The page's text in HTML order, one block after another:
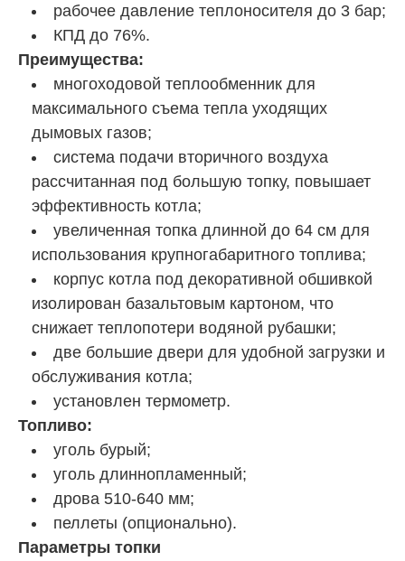
рабочее давление теплоносителя до 3 бар;
КПД до 76%.
Преимущества:
многоходовой теплообменник для
максимального съема тепла уходящих
дымовых газов;
система подачи вторичного воздуха
рассчитанная под большую топку, повышает
эффективность котла;
увеличенная топка длинной до 64 см для
использования крупногабаритного топлива;
корпус котла под декоративной обшивкой
изолирован базальтовым картоном, что
снижает теплопотери водяной рубашки;
две большие двери для удобной загрузки и
обслуживания котла;
установлен термометр.
Топливо:
уголь бурый;
уголь длиннопламенный;
дрова 510-640 мм;
пеллеты (опционально).
Параметры топки